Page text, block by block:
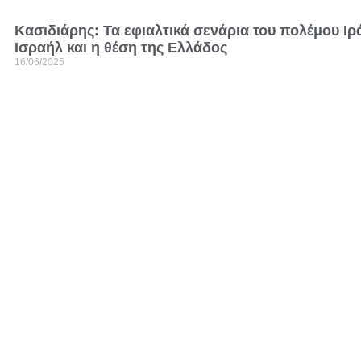
Kασιδιάρης: Τα εφιαλτικά σενάρια του πολέμου
Ισραήλ και η θέση της Ελλάδος
16/06/2025